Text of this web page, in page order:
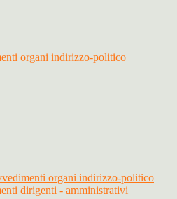
organi indirizzo-politico
organi indirizzo-politico
dirigenti - amministrativi